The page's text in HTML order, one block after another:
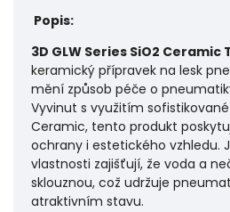
Popis:
3D GLW Series SiO2 Ceramic
keramický přípravek na lesk
mění způsob péče o
Vyvinut s využitím
Ceramic, tento produkt
ochrany i estetického vzhledu.
vlastnosti zajišťují, že voda a
sklouznou, což udržuje
atraktivním stavu.